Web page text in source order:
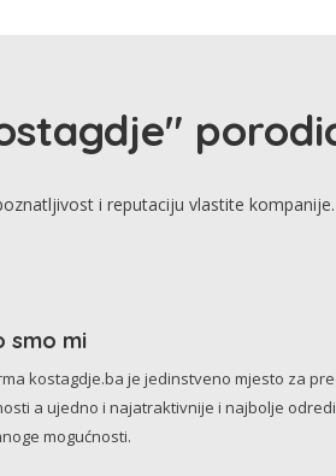
i reputaciju vlastite kompanije.
smo mi
kostagdje.ba je jedinstveno mjesto za
a ujedno i najatraktivnije i najbolje
mogućnosti.